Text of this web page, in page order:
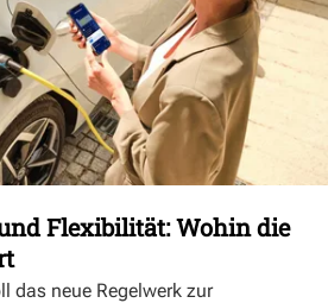
Flexibilität: Wohin die
das neue Regelwerk zur